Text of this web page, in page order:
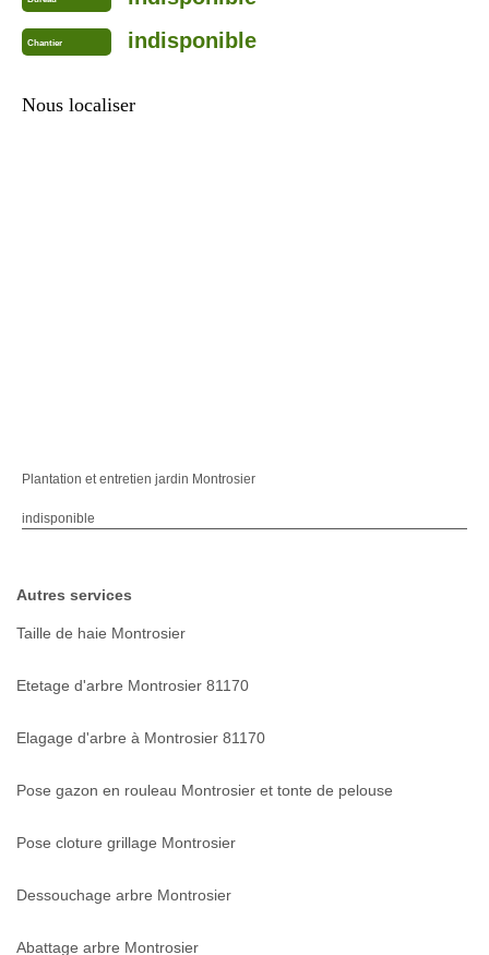
Chantier indisponible
Nous localiser
Plantation et entretien jardin Montrosier
indisponible
Autres services
Taille de haie Montrosier
Etetage d'arbre Montrosier 81170
Elagage d'arbre à Montrosier 81170
Pose gazon en rouleau Montrosier et tonte de pelouse
Pose cloture grillage Montrosier
Dessouchage arbre Montrosier
Abattage arbre Montrosier